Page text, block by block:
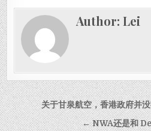
Author:Lei
Post navigation
关于甘泉航空，香港政府并
← NWA还是和